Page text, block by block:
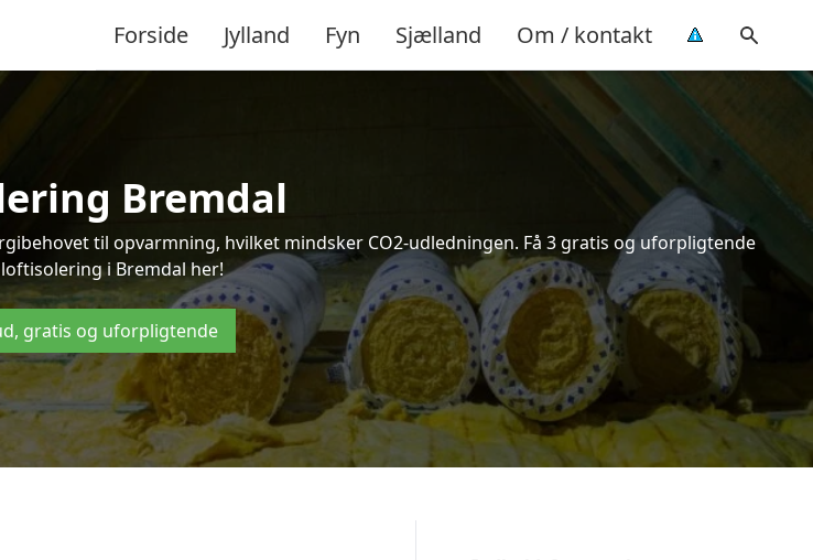
Forside Jylland Fyn Sjælland Om / kontakt
Bremdal
til opvarmning, hvilket mindsker CO2-udledningen. Få 3 gratis og uforpligtende
i Bremdal her!
gratis og uforpligtende